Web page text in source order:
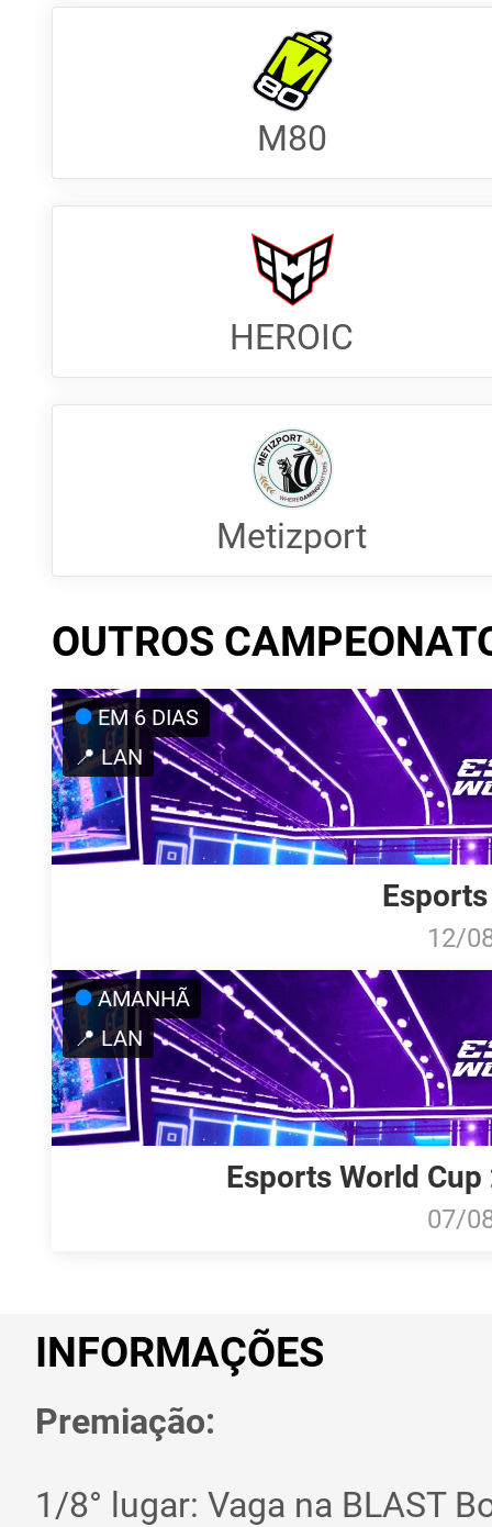
M80
HEROIC
Metizport
OUTROS
EM 6 DIAS
📍 LAN
12/
AMANHÃ
📍 LAN
Esports World
07/
INFORMAÇÕES
Premiação:
1/8° lugar: Vaga na BLAST